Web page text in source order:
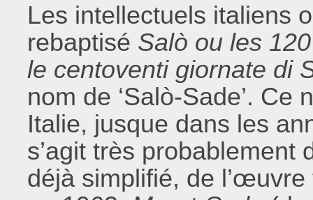
Les intellectuels italiens
rebaptisé Salò ou les
le centoventi giornate di
nom de ‘Salò-Sade’. Ce
Italie, jusque dans les
s’agit très probablement
déjà simplifié, de